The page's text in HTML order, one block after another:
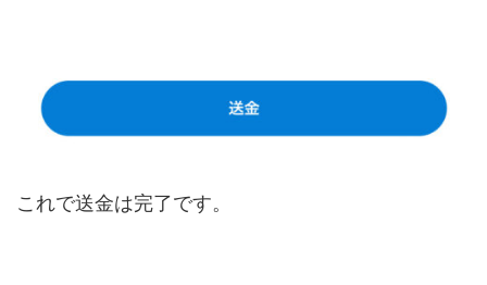
これで送金は完了です。